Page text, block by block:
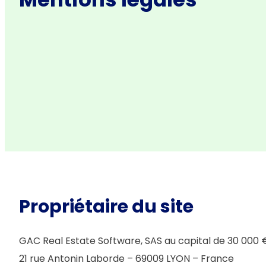
Propriétaire du site
GAC Real Estate Software, SAS au capital de 30 000
21 rue Antonin Laborde – 69009 LYON – France